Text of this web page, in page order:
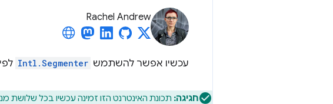
Rachel Andrew
עכשיו אפשר להשתמש Intl.Segmenter
חגיגה: תכונת האינטרנט הזו זמינה עכשיו בכל שלושת מנועי